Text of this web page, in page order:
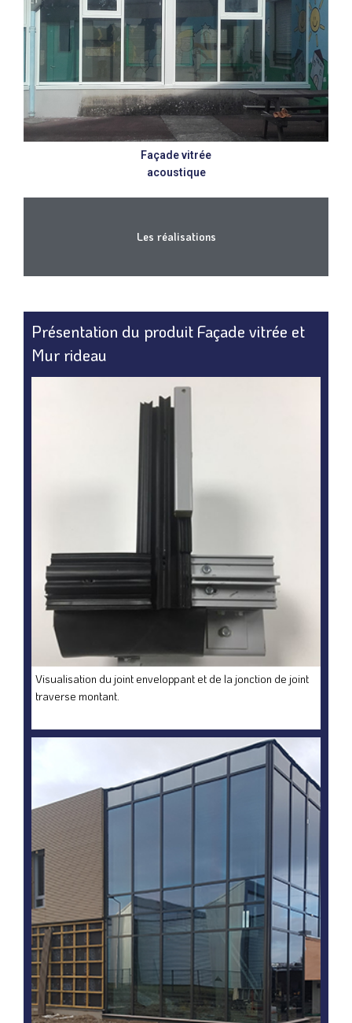
Façade vitrée
acoustique
Les réalisations
Présentation du produit Façade vitrée et
Mur rideau
Visualisation du joint enveloppant et de la jonction de joint
traverse montant.